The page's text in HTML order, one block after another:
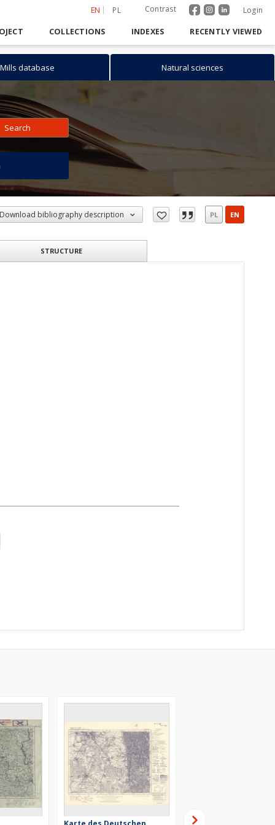
EN PL Contrast Login
COLLECTIONS INDEXES RECENTLY VIEWED
Mills database Natural sciences
Search
Download bibliography description PL EN
STRUCTURE